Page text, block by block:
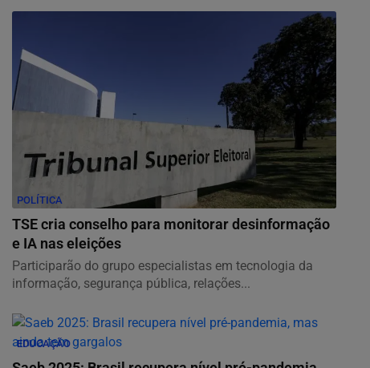
POLÍTICA
TSE cria conselho para monitorar desinformação
e IA nas eleições
Participarão do grupo especialistas em tecnologia da
informação, segurança pública, relações...
EDUCAÇÃO